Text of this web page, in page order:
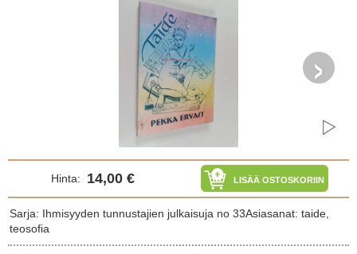
›
Hinta: 14,00 € LISÄÄ OSTOSKORIIN
Sarja: Ihmisyyden tunnustajien julkaisuja no 33Asiasanat: taide,
teosofia